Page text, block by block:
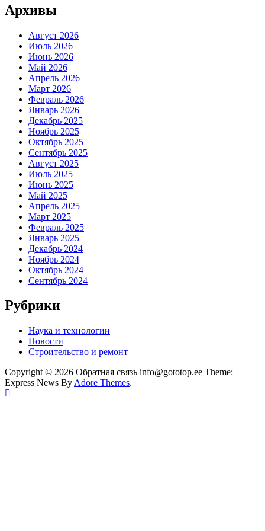
Архивы
Август 2026
Июль 2026
Июнь 2026
Май 2026
Апрель 2026
Март 2026
Февраль 2026
Январь 2026
Декабрь 2025
Ноябрь 2025
Октябрь 2025
Сентябрь 2025
Август 2025
Июль 2025
Июнь 2025
Май 2025
Апрель 2025
Март 2025
Февраль 2025
Январь 2025
Декабрь 2024
Ноябрь 2024
Октябрь 2024
Сентябрь 2024
Рубрики
Наука и технологии
Новости
Строительство и ремонт
Copyright © 2026 Обратная связь info@gototop.ee Theme:
Express News By Adore Themes.